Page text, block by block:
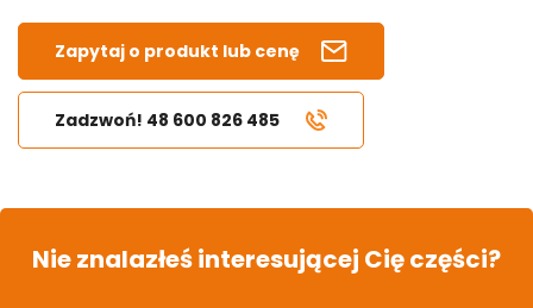
Zapytaj o produkt lub cenę
Zadzwoń! 48 600 826 485
Nie znalazłeś interesującej Cię części?